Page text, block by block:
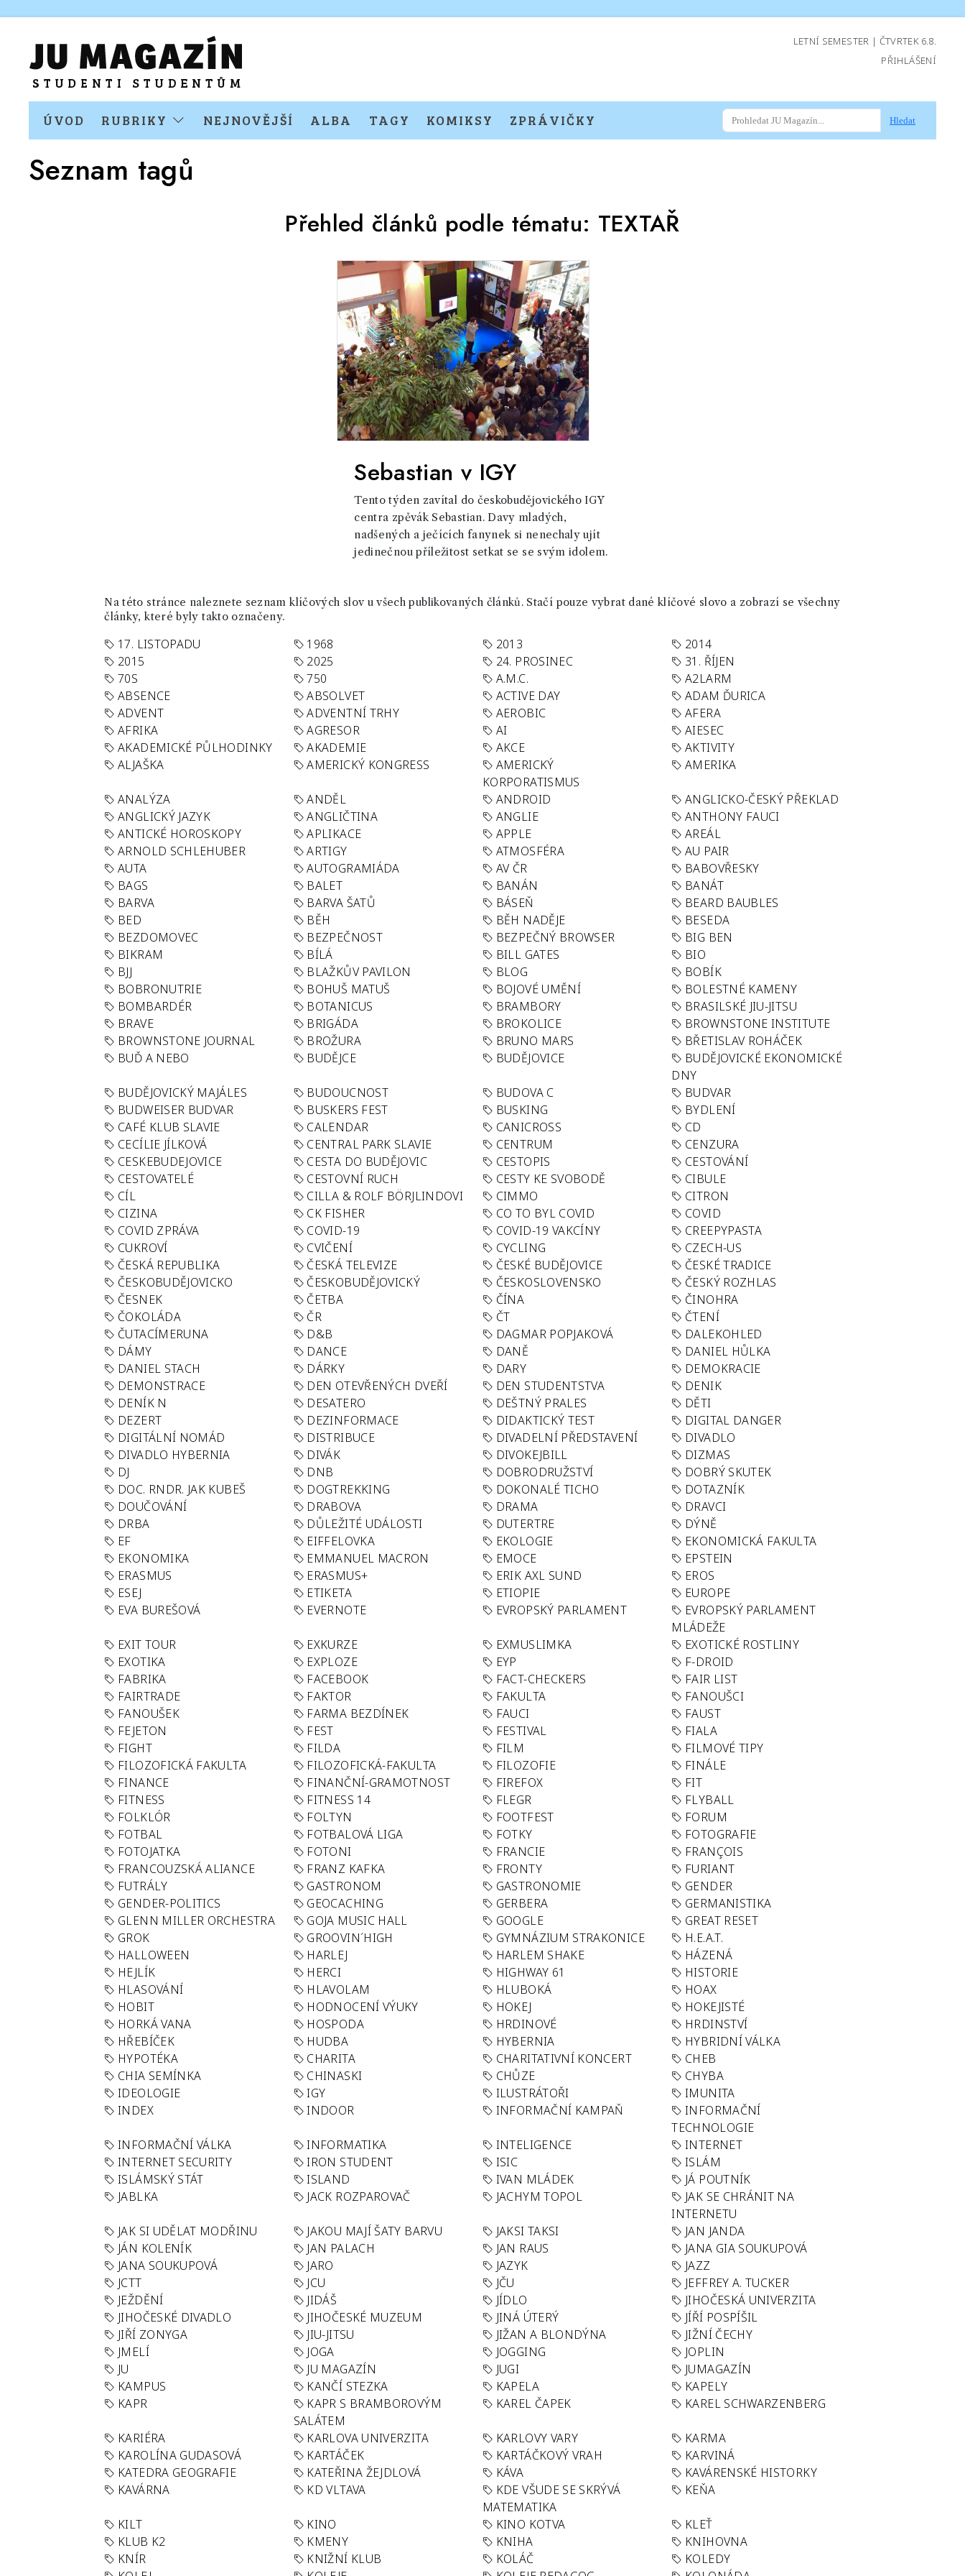
LETNÍ SEMESTER | ČTVRTEK 6.8.
PŘIHLÁŠENÍ
ÚVOD RUBRIKY NEJNOVĚJŠÍ ALBA TAGY KOMIKSY ZPRÁVIČKY Hledat
Seznam tagů
Přehled článků podle tématu: TEXTAŘ
Sebastian v IGY
Tento týden zavítal do českobudějovického IGY
centra zpěvák Sebastian. Davy mladých,
nadšených a ječících fanynek si nenechaly ujít
jedinečnou příležitost setkat se se svým idolem.
Na této stránce naleznete seznam klíčových slov u všech publikovaných článků. Stačí pouze vybrat dané klíčové slovo a zobrazí se všechny
články, které byly takto označeny.
17. LISTOPADU 1968 2013
2014
2015
2025 24. PROSINEC
31. ŘÍJEN
70S
750 A.M.C.
A2LARM
ABSENCE
ABSOLVET ACTIVE DAY
ADAM ĎURICA
ADVENT
ADVENTNÍ TRHY AEROBIC
AFERA
AFRIKA
AGRESOR AI
AIESEC
AKADEMICKÉ PŮLHODINKY
AKADEMIE AKCE
AKTIVITY
ALJAŠKA
AMERICKÝ KONGRESS
AMERICKÝ
KORPORATISMUS
AMERIKA
ANALÝZA ANDĚL ANDROID
ANGLICKO-ČESKÝ PŘEKLAD
ANGLICKÝ JAZYK
ANGLIČTINA ANGLIE
ANTHONY FAUCI
ANTICKÉ HOROSKOPY
APLIKACE APPLE
AREÁL
ARNOLD SCHLEHUBER
ARTIGY ATMOSFÉRA
AU PAIR
AUTA
AUTOGRAMIÁDA AV ČR
BABOVŘESKY
BAGS
BALET BANÁN
BANÁT
BARVA
BARVA ŠATŮ BÁSEŇ
BEARD BAUBLES
BED
BĚH BĚH NADĚJE
BESEDA
BEZDOMOVEC
BEZPEČNOST BEZPEČNÝ BROWSER
BIG BEN
BIKRAM
BÍLÁ BILL GATES
BIO
BJJ
BLAŽKŮV PAVILON BLOG
BOBÍK
BOBRONUTRIE
BOHUŠ MATUŠ BOJOVÉ UMĚNÍ
BOLESTNÉ KAMENY
BOMBARDÉR
BOTANICUS BRAMBORY
BRASILSKÉ JIU-JITSU
BRAVE
BRIGÁDA BROKOLICE
BROWNSTONE INSTITUTE
BROWNSTONE JOURNAL
BROŽURA BRUNO MARS
BŘETISLAV ROHÁČEK
BUĎ A NEBO
BUDĚJCE BUDĚJOVICE
BUDĚJOVICKÉ EKONOMICKÉ
DNY
BUDĚJOVICKÝ MAJÁLES
BUDOUCNOST BUDOVA C
BUDVAR
BUDWEISER BUDVAR
BUSKERS FEST BUSKING
BYDLENÍ
CAFÉ KLUB SLAVIE
CALENDAR CANICROSS
CD
CECÍLIE JÍLKOVÁ
CENTRAL PARK SLAVIE CENTRUM
CENZURA
CESKEBUDEJOVICE
CESTA DO BUDĚJOVIC CESTOPIS
CESTOVÁNÍ
CESTOVATELÉ
CESTOVNÍ RUCH CESTY KE SVOBODĚ
CIBULE
CÍL
CILLA & ROLF BÖRJLINDOVI CIMMO
CITRON
CIZINA
CK FISHER CO TO BYL COVID
COVID
COVID ZPRÁVA
COVID-19 COVID-19 VAKCÍNY
CREEPYPASTA
CUKROVÍ
CVIČENÍ CYCLING
CZECH-US
ČESKÁ REPUBLIKA
ČESKÁ TELEVIZE ČESKÉ BUDĚJOVICE
ČESKÉ TRADICE
ČESKOBUDĚJOVICKO
ČESKOBUDĚJOVICKÝ ČESKOSLOVENSKO
ČESKÝ ROZHLAS
ČESNEK
ČETBA ČÍNA
ČINOHRA
ČOKOLÁDA
ČR ČT
ČTENÍ
ČUTACÍMERUNA
D&B DAGMAR POPJAKOVÁ
DALEKOHLED
DÁMY
DANCE DANĚ
DANIEL HŮLKA
DANIEL STACH
DÁRKY DARY
DEMOKRACIE
DEMONSTRACE
DEN OTEVŘENÝCH DVEŘÍ DEN STUDENTSTVA
DENIK
DENÍK N
DESATERO DEŠTNÝ PRALES
DĚTI
DEZERT
DEZINFORMACE DIDAKTICKÝ TEST
DIGITAL DANGER
DIGITÁLNÍ NOMÁD
DISTRIBUCE DIVADELNÍ PŘEDSTAVENÍ
DIVADLO
DIVADLO HYBERNIA
DIVÁK DIVOKEJBILL
DIZMAS
DJ
DNB DOBRODRUŽSTVÍ
DOBRÝ SKUTEK
DOC. RNDR. JAK KUBEŠ
DOGTREKKING DOKONALÉ TICHO
DOTAZNÍK
DOUČOVÁNÍ
DRABOVA DRAMA
DRAVCI
DRBA
DŮLEŽITÉ UDÁLOSTI DUTERTRE
DÝNĚ
EF
EIFFELOVKA EKOLOGIE
EKONOMICKÁ FAKULTA
EKONOMIKA
EMMANUEL MACRON EMOCE
EPSTEIN
ERASMUS
ERASMUS+ ERIK AXL SUND
EROS
ESEJ
ETIKETA ETIOPIE
EUROPE
EVA BUREŠOVÁ
EVERNOTE EVROPSKÝ PARLAMENT
EVROPSKÝ PARLAMENT
MLÁDEŽE
EXIT TOUR
EXKURZE EXMUSLIMKA
EXOTICKÉ ROSTLINY
EXOTIKA
EXPLOZE EYP
F-DROID
FABRIKA
FACEBOOK FACT-CHECKERS
FAIR LIST
FAIRTRADE
FAKTOR FAKULTA
FANOUŠCI
FANOUŠEK
FARMA BEZDÍNEK FAUCI
FAUST
FEJETON
FEST FESTIVAL
FIALA
FIGHT
FILDA FILM
FILMOVÉ TIPY
FILOZOFICKÁ FAKULTA
FILOZOFICKÁ-FAKULTA FILOZOFIE
FINÁLE
FINANCE
FINANČNÍ-GRAMOTNOST FIREFOX
FIT
FITNESS
FITNESS 14 FLEGR
FLYBALL
FOLKLÓR
FOLTYN FOOTFEST
FORUM
FOTBAL
FOTBALOVÁ LIGA FOTKY
FOTOGRAFIE
FOTOJATKA
FOTONI FRANCIE
FRANÇOIS
FRANCOUZSKÁ ALIANCE
FRANZ KAFKA FRONTY
FURIANT
FUTRÁLY
GASTRONOM GASTRONOMIE
GENDER
GENDER-POLITICS
GEOCACHING GERBERA
GERMANISTIKA
GLENN MILLER ORCHESTRA
GOJA MUSIC HALL GOOGLE
GREAT RESET
GROK
GROOVIN´HIGH GYMNÁZIUM STRAKONICE
H.E.A.T.
HALLOWEEN
HARLEJ HARLEM SHAKE
HÁZENÁ
HEJLÍK
HERCI HIGHWAY 61
HISTORIE
HLASOVÁNÍ
HLAVOLAM HLUBOKÁ
HOAX
HOBIT
HODNOCENÍ VÝUKY HOKEJ
HOKEJISTÉ
HORKÁ VANA
HOSPODA HRDINOVÉ
HRDINSTVÍ
HŘEBÍČEK
HUDBA HYBERNIA
HYBRIDNÍ VÁLKA
HYPOTÉKA
CHARITA CHARITATIVNÍ KONCERT
CHEB
CHIA SEMÍNKA
CHINASKI CHŮZE
CHYBA
IDEOLOGIE
IGY ILUSTRÁTOŘI
IMUNITA
INDEX
INDOOR INFORMAČNÍ KAMPAŇ
INFORMAČNÍ
TECHNOLOGIE
INFORMAČNÍ VÁLKA
INFORMATIKA INTELIGENCE
INTERNET
INTERNET SECURITY
IRON STUDENT ISIC
ISLÁM
ISLÁMSKÝ STÁT
ISLAND IVAN MLÁDEK
JÁ POUTNÍK
JABLKA
JACK ROZPAROVAČ JACHYM TOPOL
JAK SE CHRÁNIT NA
INTERNETU
JAK SI UDĚLAT MODŘINU
JAKOU MAJÍ ŠATY BARVU JAKSI TAKSI
JAN JANDA
JÁN KOLENÍK
JAN PALACH JAN RAUS
JANA GIA SOUKUPOVÁ
JANA SOUKUPOVÁ
JARO JAZYK
JAZZ
JCTT
JCU JČU
JEFFREY A. TUCKER
JEŽDĚNÍ
JIDÁŠ JÍDLO
JIHOČESKÁ UNIVERZITA
JIHOČESKÉ DIVADLO
JIHOČESKÉ MUZEUM JINÁ ÚTERÝ
JÍŘÍ POSPÍŠIL
JIŘÍ ZONYGA
JIU-JITSU JIŽAN A BLONDÝNA
JIŽNÍ ČECHY
JMELÍ
JOGA JOGGING
JOPLIN
JU
JU MAGAZÍN JUGI
JUMAGAZÍN
KAMPUS
KANČÍ STEZKA KAPELA
KAPELY
KAPR
KAPR S BRAMBOROVÝM
SALÁTEM
KAREL ČAPEK KAREL SCHWARZENBERG
KARIÉRA KARLOVA UNIVERZITA KARLOVY VARY
KARMA
KAROLÍNA GUDASOVÁ
KARTÁČEK KARTÁČKOVÝ VRAH
KARVINÁ
KATEDRA GEOGRAFIE
KATEŘINA ŽEJDLOVÁ KÁVA
KAVÁRENSKÉ HISTORKY
KAVÁRNA
KD VLTAVA
KDE VŠUDE SE SKRÝVÁ
MATEMATIKA
KEŇA
KILT KINO KINO KOTVA
KLEŤ
KLUB K2
KMENY KNIHA
KNIHOVNA
KNÍR
KNIŽNÍ KLUB KOLÁČ
KOLEDY